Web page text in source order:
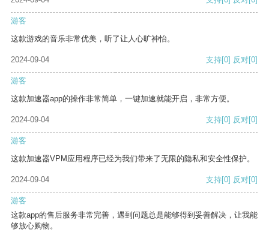
游客
这款游戏的音乐非常优美，听了让人心旷神怡。
2024-09-04 支持[0] 反对[0]
游客
这款加速器app的操作非常简单，一键加速就能开启，非常方便。
2024-09-04 支持[0] 反对[0]
游客
这款加速器VPM应用程序已经为我们带来了无限的隐私和安全性保护。
2024-09-04 支持[0] 反对[0]
游客
这款app的售后服务非常完善，遇到问题总是能够得到妥善解决，让我能
够放心购物。